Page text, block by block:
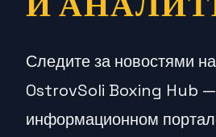
Следите за новостями
OstrovSoli Boxing Hub
информационном